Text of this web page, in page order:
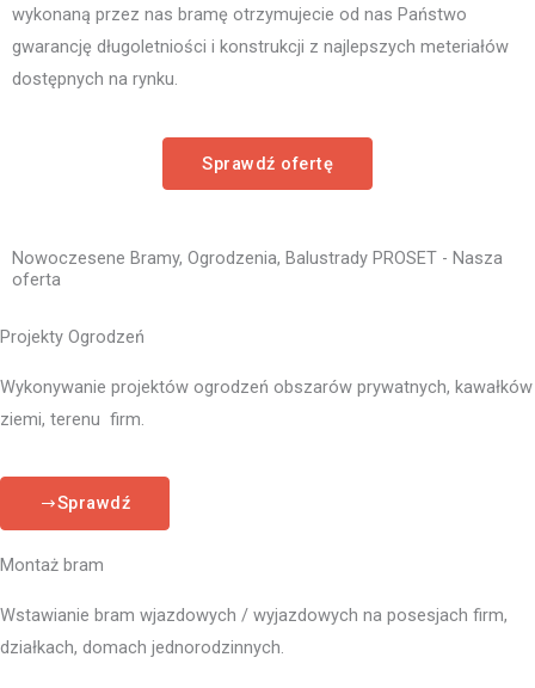
wykonaną przez nas bramę otrzymujecie od nas Państwo
gwarancję długoletniości i konstrukcji z najlepszych meteriałów
dostępnych na rynku.
Sprawdź ofertę
Nowoczesene Bramy, Ogrodzenia, Balustrady PROSET - Nasza
oferta
Projekty Ogrodzeń
Wykonywanie projektów ogrodzeń obszarów prywatnych, kawałków
ziemi, terenu firm.
Sprawdź
Montaż bram
Wstawianie bram wjazdowych / wyjazdowych na posesjach firm,
działkach, domach jednorodzinnych.